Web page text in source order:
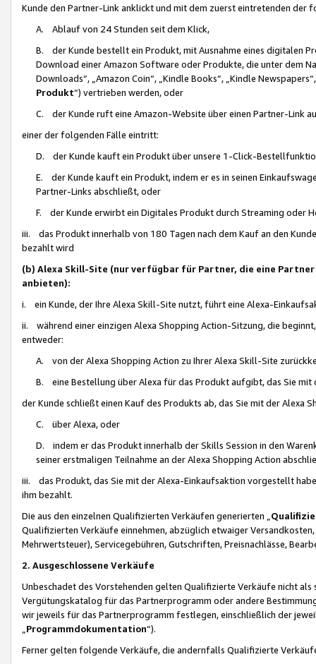
Kunde den Partner-Link anklickt und mit dem zuerst eintretenden der
A. Ablauf von 24 Stunden seit dem Klick,
B. der Kunde bestellt ein Produkt, mit Ausnahme eines digitalen
Download einer Amazon Software oder Produkte, die unter dem
Downloads“, „Amazon Coin“, „Kindle Books“, „Kindle
Produkt“) vertrieben werden, oder
C. der Kunde ruft eine Amazon-Website über einen Partner-Link
einer der folgenden Fälle eintritt:
D. der Kunde kauft ein Produkt über unsere 1-Click-
E. der Kunde kauft ein Produkt, indem er es in seinen
Partner-Links abschließt, oder
F. der Kunde erwirbt ein Digitales Produkt durch Streaming oder
iii. das Produkt innerhalb von 180 Tagen nach dem Kauf an den
bezahlt wird
(b) Alexa Skill-Site (nur verfügbar für Partner, die eine
anbieten):
i. ein Kunde, der Ihre Alexa Skill-Site nutzt, führt eine Alexa-
ii. während einer einzigen Alexa Shopping Action-Sitzung, die
entweder:
A. von der Alexa Shopping Action zu Ihrer Alexa Skill-Site
B. eine Bestellung über Alexa für das Produkt aufgibt, das Sie mit
der Kunde schließt einen Kauf des Produkts ab, das Sie mit der Alexa
C. über Alexa, oder
D. indem er das Produkt innerhalb der Skills Session in den
seiner erstmaligen Teilnahme an der Alexa Shopping Action
iii. das Produkt, das Sie mit der Alexa-Einkaufsaktion vorgestellt
ihm bezahlt.
Die aus den einzelnen Qualifizierten Verkäufen generierten „
Qualifizierten Verkäufe einnehmen, abzüglich etwaiger
Mehrwertsteuer), Servicegebühren, Gutschriften, Preisnachlässe,
2. Ausgeschlossene Verkäufe
Unbeschadet des Vorstehenden gelten Qualifizierte Verkäufe nicht
Vergütungskatalog für das Partnerprogramm oder andere
wir jeweils für das Partnerprogramm festlegen, einschließlich der
Programmdokumentation“).
Ferner gelten folgende Verkäufe, die andernfalls Qualifizierte